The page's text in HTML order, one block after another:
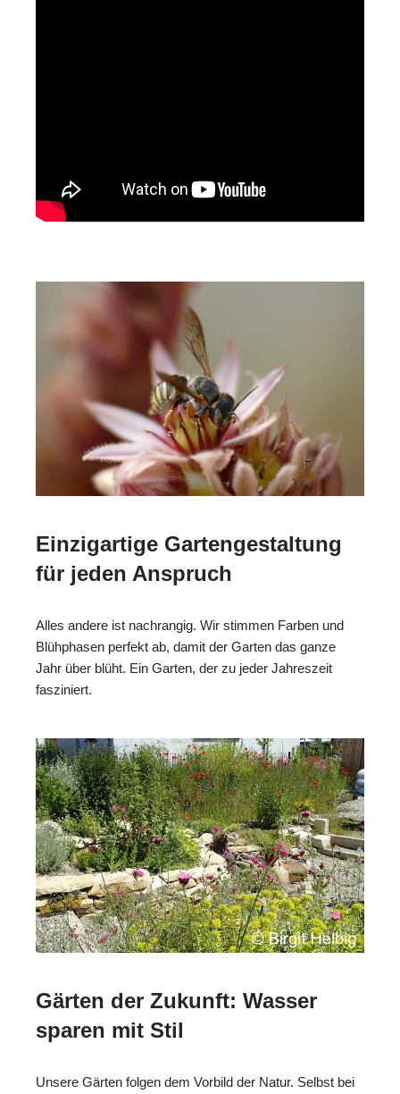
Einzigartige Gartengestaltung
für jeden Anspruch
Alles andere ist nachrangig. Wir stimmen Farben und
Blühphasen perfekt ab, damit der Garten das ganze
Jahr über blüht. Ein Garten, der zu jeder Jahreszeit
fasziniert.
Gärten der Zukunft: Wasser
sparen mit Stil
Unsere Gärten folgen dem Vorbild der Natur. Selbst bei